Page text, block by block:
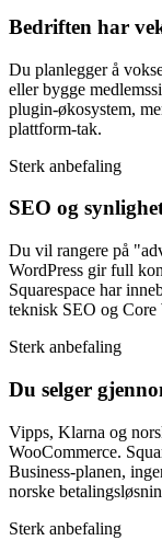
Bedriften har
Du planlegger å
eller bygge
plugin-økosystem,
plattform-tak.
Sterk anbefaling
SEO og
Du vil rangere på
WordPress gir full
Squarespace har
teknisk SEO og Core
Sterk anbefaling
Du selger
Vipps, Klarna og
WooCommerce.
Business-planen,
norske
Sterk anbefaling